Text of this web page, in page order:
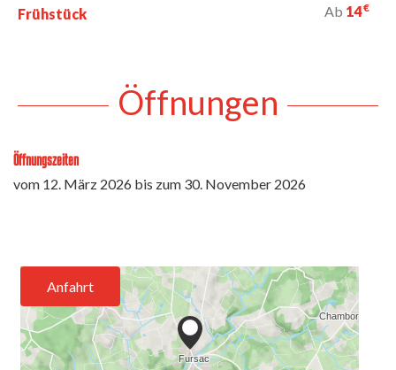
Frühstück Ab 14€
Öffnungen
Öffnungszeiten
vom 12. März 2026 bis zum 30. November 2026
Anfahrt